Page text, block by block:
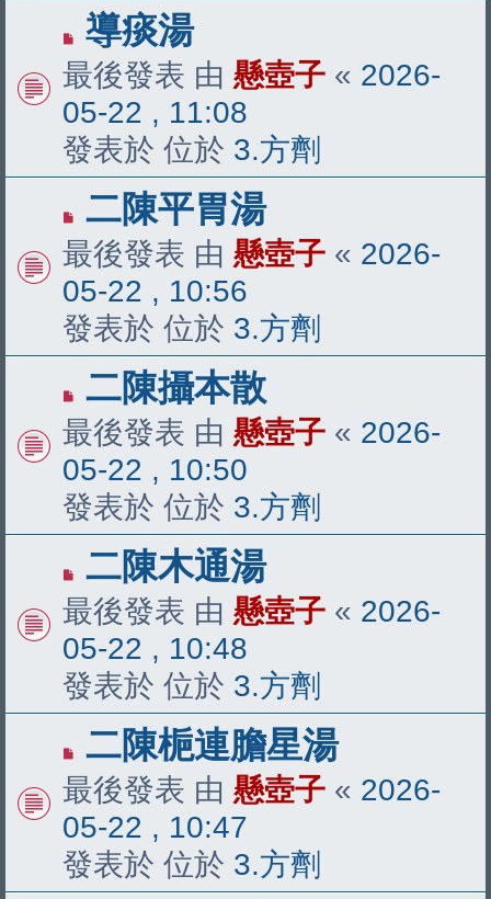
有
新
文
章
導痰湯
最後發表 由 懸壺子 « 2026-
05-22 , 11:08
發表於 位於 3.方劑
有
新
文
章
二陳平胃湯
最後發表 由 懸壺子 « 2026-
05-22 , 10:56
發表於 位於 3.方劑
有
新
文
章
二陳攝本散
最後發表 由 懸壺子 « 2026-
05-22 , 10:50
發表於 位於 3.方劑
有
新
文
章
二陳木通湯
最後發表 由 懸壺子 « 2026-
05-22 , 10:48
發表於 位於 3.方劑
有
新
文
章
二陳梔連膽星湯
最後發表 由 懸壺子 « 2026-
05-22 , 10:47
發表於 位於 3.方劑